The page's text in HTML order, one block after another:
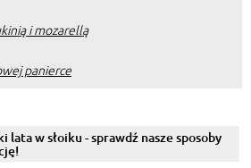
i mozarellą
panierce
lata w słoiku - sprawdź nasze sposoby